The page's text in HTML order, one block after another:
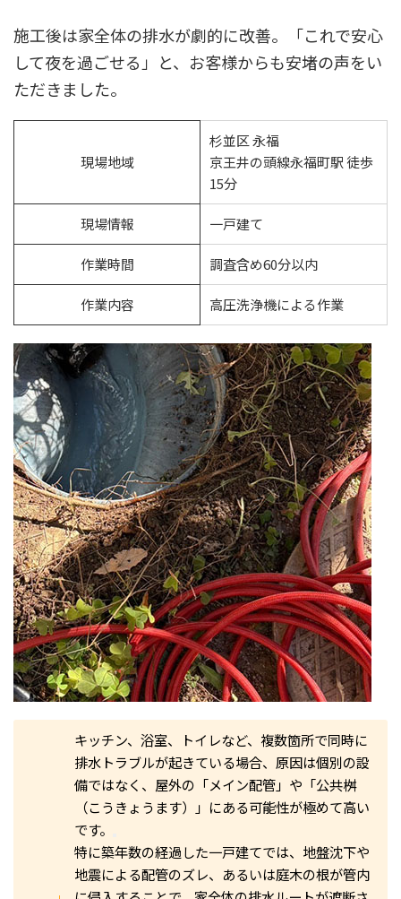
施工後は家全体の排水が劇的に改善。「これで安心
して夜を過ごせる」と、お客様からも安堵の声をい
ただきました。
現場地域
杉並区 永福
京王井の頭線永福町駅 徒歩
15分
現場情報 一戸建て
作業時間 調査含め60分以内
作業内容 高圧洗浄機による作業
キッチン、浴室、トイレなど、複数箇所で同時に
排水トラブルが起きている場合、原因は個別の設
備ではなく、屋外の「メイン配管」や「公共桝
（こうきょうます）」にある可能性が極めて高い
です。
特に築年数の経過した一戸建てでは、地盤沈下や
地震による配管のズレ、あるいは庭木の根が管内